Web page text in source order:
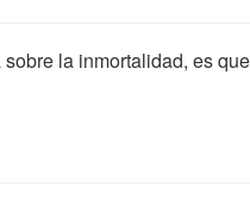
la inmortalidad, es